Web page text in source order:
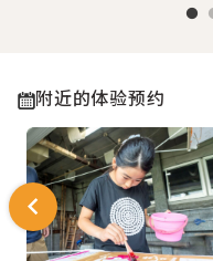
附近的体验预约